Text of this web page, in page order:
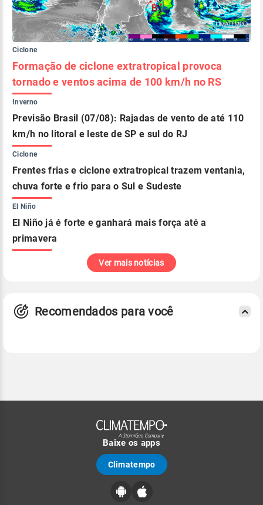
Ciclone
Formação de ciclone extratropical provoca
tornado e ventos acima de 100 km/h no RS
Inverno
Previsão Brasil (07/08): Rajadas de vento de até 110
km/h no litoral e leste de SP e sul do RJ
Ciclone
Frentes frias e ciclone extratropical trazem ventania,
chuva forte e frio para o Sul e Sudeste
El Niño
El Niño já é forte e ganhará mais força até a
primavera
Ver mais notícias
Recomendados para você
Baixe os apps
Climatempo